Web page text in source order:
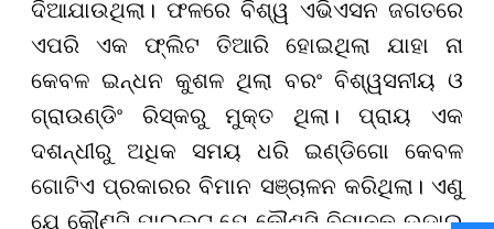
ଦିଆଯାଉଥିଲା। ଫଳରେ ବିଶ୍ୱ ଏଭିଏସନ ଜଗତରେ
ଏପରି ଏକ ଫ୍ଲିଟ ତିଆରି ହୋଇଥିଲା ଯାହା ନା
କେବଳ ଇନ୍ଧନ କୁଶଳ ଥିଲା ବରଂ ବିଶ୍ୱସନୀୟ ଓ
ଗ୍ରାଉଣ୍ଡିଂ ରିସ୍କରୁ ମୁକ୍ତ ଥିଲା। ପ୍ରାୟ ଏକ
ଦଶନ୍ଧୀରୁ ଅଧିକ ସମୟ ଧରି ଇଣ୍ଡିଗୋ କେବଳ
ଗୋଟିଏ ପ୍ରକାରର ବିମାନ ସଞ୍ଚାଳନ କରିଥିଲା। ଏଣୁ
ଯେ କୌଣସି ପାଇଲଟ ଯେ କୌଣସି ବିମାନକୁ ଉଡାଇ